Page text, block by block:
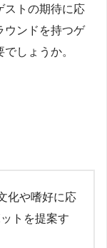
ストの期待に応
ウンドを持つゲ
しょうか。
化や嗜好に応
トを提案す